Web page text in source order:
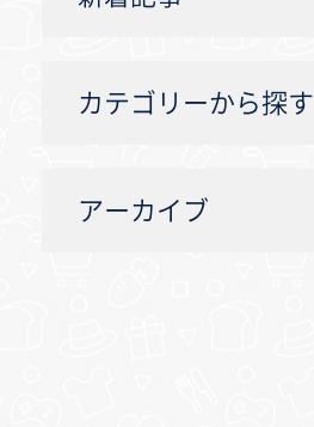
カテゴリーから探す
アーカイブ